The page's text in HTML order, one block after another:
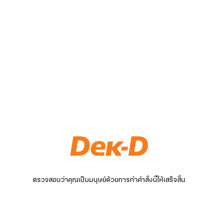
ตรวจสอบว่าคุณเป็นมนุษย์ด้วยการทำคำสั่งนี้ให้เสร็จสิ้น